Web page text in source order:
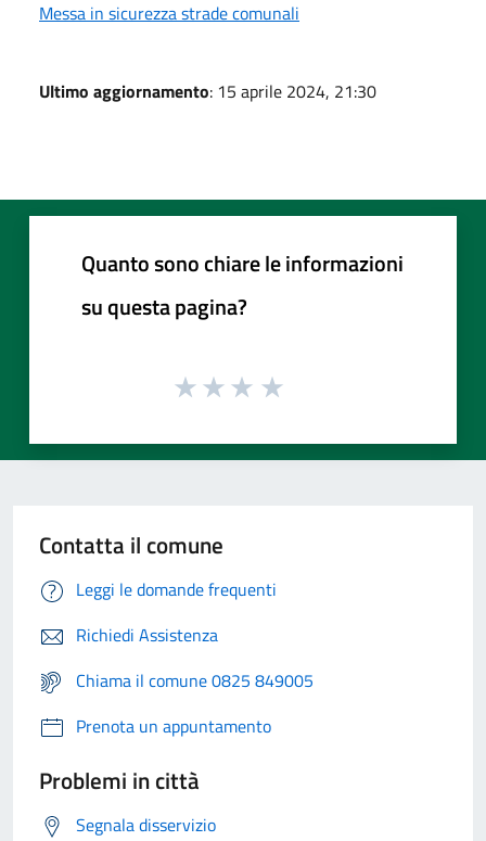
Messa in sicurezza strade comunali
Ultimo aggiornamento: 15 aprile 2024, 21:30
Quanto sono chiare le informazioni
su questa pagina?
Contatta il comune
Leggi le domande frequenti
Richiedi Assistenza
Chiama il comune 0825 849005
Prenota un appuntamento
Problemi in città
Segnala disservizio